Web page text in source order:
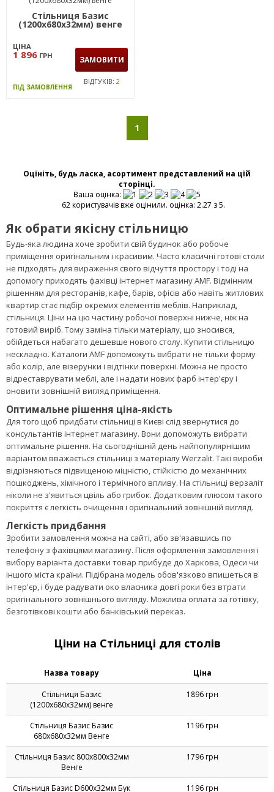
Стільниця Базис
(1200х680х32мм) венге
ЦІНА
1 896 ГРН ЗАМОВИТИ
ПІД ЗАМОВЛЕННЯ
ВІДГУКІВ: 2
1
Оцініть, будь ласка, асортимент представлений на цій
сторінці.
Ваша оцінка:
62 користувачів вже оцінили. оцінка: 2.27 з 5.
Як обрати якісну стільницю
Будь-яка людина хоче зробити свій будинок або робоче
приміщення оригінальним і красивим. Часто класичні готові столи
не підходять для вираження свого відчуття простору і тоді на
допомогу приходять фахівці інтернет магазину AMF. Відмінним
рішенням для ресторанів, кафе, барів, офісів або навіть житлових
квартир стає підбір окремих елементів меблів. Наприклад,
стільниця. Ціни на цю частину робочої поверхні нижче, ніж на
готовий виріб. Тому заміна тільки матеріалу, що зносився,
обійдеться набагато дешевше нового столу. Купити стільницю
нескладно. Каталоги AMF допоможуть вибрати не тільки форму
або колір, але візерунки і відтінки поверхні. Можна не просто
відреставрувати меблі, але і надати нових фарб інтер'єру і
оновити зовнішній вигляд приміщення.
Оптимальне рішення ціна-якість
Для того щоб придбати стільниці в Києві слід звернутися до
консультантів інтернет магазину. Вони допоможуть вибрати
оптимальне рішення. На сьогоднішній день найпопулярнішим
варіантом вважається стільниці з матеріалу Werzalit. Такі вироби
відрізняються підвищеною міцністю, стійкістю до механічних
пошкоджень, хімічного і термічного впливу. На стільниці верзаліт
ніколи не з'явиться цвіль або грибок. Додатковим плюсом такого
покриття є легкість очищення і оригінальний зовнішній вигляд.
Легкість придбання
Зробити замовлення можна на сайті, або зв'язавшись по
телефону з фахівцями магазину. Після оформлення замовлення і
вибору варіанта доставки товар прибуде до Харкова, Одеси чи
іншого міста країни. Підібрана модель обов'язково впишеться в
інтер'єр, і буде радувати око власника довгі роки без втрати
оригінального зовнішнього вигляду. Можлива оплата за готівку,
безготівкові кошти або банківський переказ.
Ціни на Стільниці для столів
Назва товару Ціна
Стільниця Базис
(1200х680х32мм) венге
1896 грн
Стільниця Базис Базис
680х680х32мм Венге
1196 грн
Стільниця Базис 800х800х32мм
Венге
1796 грн
Стільниця Базис D600х32мм Бук 1196 грн